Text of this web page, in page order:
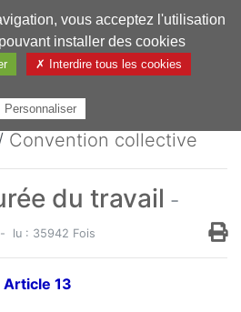
Convention collective
du travail -
lu : 35942 Fois
Article 13
vous acceptez l'utilisation
installer des cookies
✗ Interdire tous les cookies
Personnaliser